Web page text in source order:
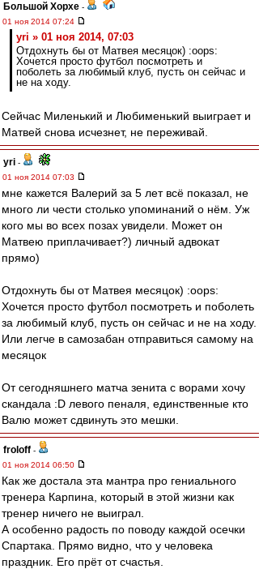
Большой Хорхе -
01 ноя 2014 07:24
yri » 01 ноя 2014, 07:03
Отдохнуть бы от Матвея месяцок) :oops:
Хочется просто футбол посмотреть и
поболеть за любимый клуб, пусть он сейчас и
не на ходу.
Сейчас Миленький и Любименький выиграет и
Матвей снова исчезнет, не переживай.
yri -
01 ноя 2014 07:03
мне кажется Валерий за 5 лет всё показал, не
много ли чести столько упоминаний о нём. Уж
кого мы во всех позах увидели. Может он
Матвею приплачивает?) личный адвокат
прямо)
Отдохнуть бы от Матвея месяцок) :oops:
Хочется просто футбол посмотреть и поболеть
за любимый клуб, пусть он сейчас и не на ходу.
Или легче в самозабан отправиться самому на
месяцок
От сегодняшнего матча зенита с ворами хочу
скандала :D левого пеналя, единственные кто
Валю может сдвинуть это мешки.
froloff -
01 ноя 2014 06:50
Как же достала эта мантра про гениального
тренера Карпина, который в этой жизни как
тренер ничего не выиграл.
А особенно радость по поводу каждой осечки
Спартака. Прямо видно, что у человека
праздник. Его прёт от счастья.